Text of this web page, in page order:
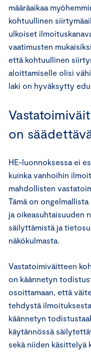
määräaikaa
kohtuullinen
ulkoiset
vaatimusten
että kohtuullinen
aloittamiselle olisi
laki on hyväksytty
on
HE-luonnoksessa ei
kuinka vanhoihin
mahdollisten
Tämä on
ja oikeasuhtaisuuden
säilyttämistä ja
näkökulmasta.
Vastatoimiväitteen
on käännetyn
osoittamaan, että
tehdystä
käännetyn
käytännössä
sekä niiden käsittelyä